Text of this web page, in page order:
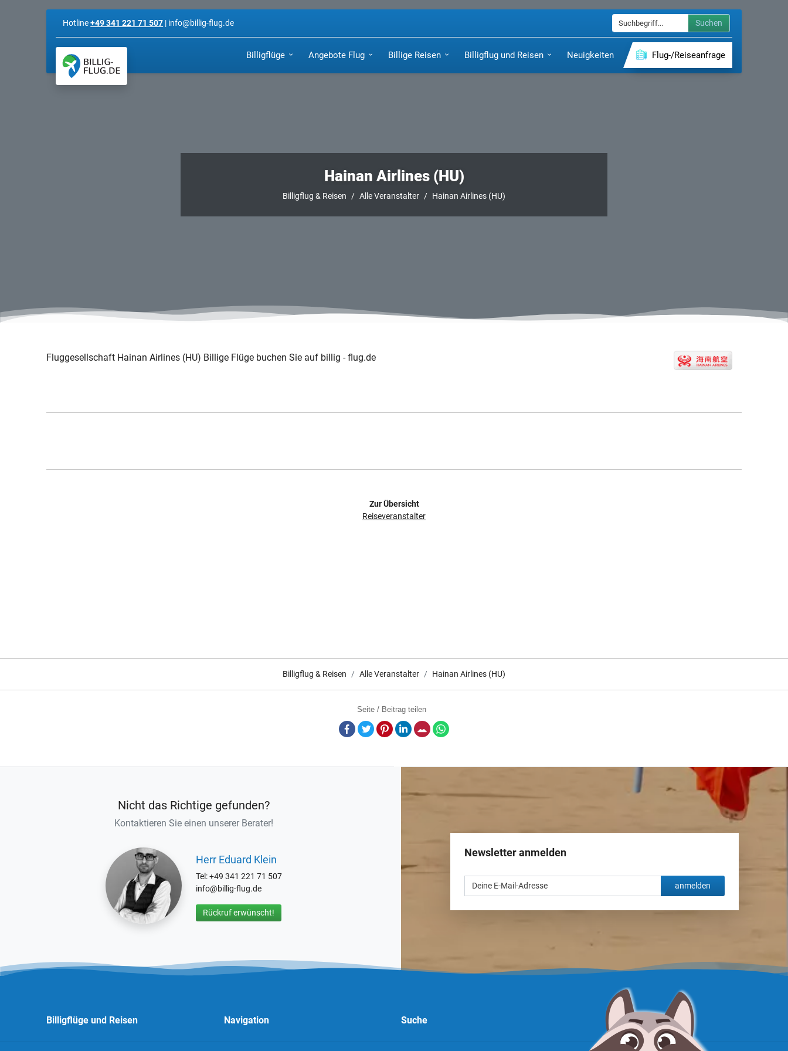
Hotline+49 341 221 71 507 | info@billig-flug.de Suchen
Billigflüge Angebote Flug Billige Reisen Billigflug und Reisen Neuigkeiten Flug-/Reiseanfrage
Hainan Airlines (HU)
Billigflug & Reisen Alle Veranstalter Hainan Airlines (HU)
Fluggesellschaft Hainan Airlines (HU) Billige Flüge buchen Sie auf billig - flug.de
Zur Übersicht
Reiseveranstalter
Billigflug & Reisen Alle Veranstalter Hainan Airlines (HU)
Seite / Beitrag teilen
Facebook
TwitterPinterestLinkedInE-Mail
Nicht das Richtige gefunden?
Kontaktieren Sie einen unserer Berater!
Herr Eduard Klein
Tel: +49 341 221 71 507
info@billig-flug.de
Rückruf erwünscht!
Newsletter anmelden
anmelden
Billigflüge und Reisen Navigation Suche